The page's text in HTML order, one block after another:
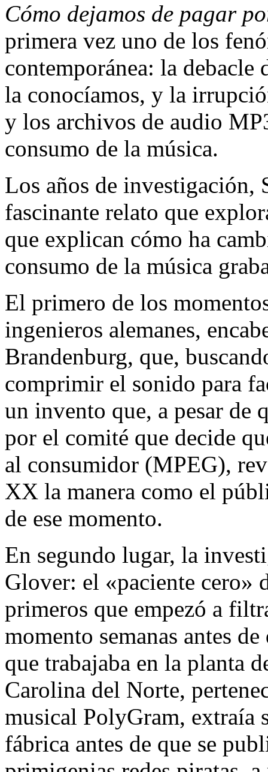
Cómo dejamos de pagar
primera vez uno de los
contemporánea: la
la conocíamos, y la
y los archivos de audio
consumo de la música.
Los años de investigación,
fascinante relato que
que explican cómo ha
consumo de la música
El primero de los
ingenieros alemanes,
Brandenburg, que,
comprimir el sonido para
un invento que, a pesar de
por el comité que decide
al consumidor (MPEG),
XX la manera como el
de ese momento.
En segundo lugar, la
Glover: el «paciente cero»
primeros que empezó a
momento semanas antes
que trabajaba en la planta
Carolina del Norte,
musical PolyGram, extraía
fábrica antes de que se